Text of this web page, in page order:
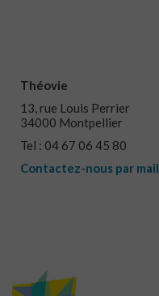
Théovie
13, rue Louis Perrier
34000 Montpellier
Tel : 04 67 06 45 80
Contactez-nous par mail